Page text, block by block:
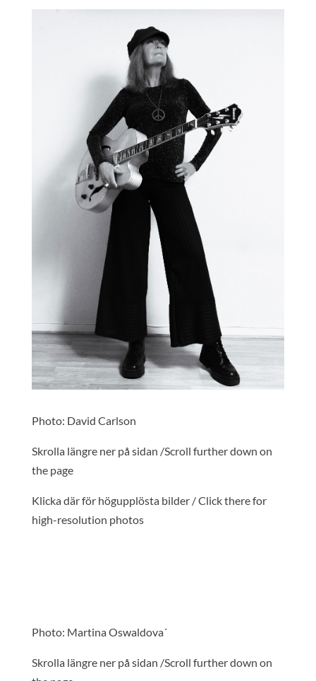
Photo: David Carlson
Skrolla längre ner på sidan /Scroll further down on
the page
Klicka där för högupplösta bilder / Click there for
high-resolution photos
Photo: Martina Oswaldova´
Skrolla längre ner på sidan /Scroll further down on